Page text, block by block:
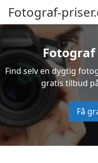
Fotograf-
Find selv en dygtig
gratis tilbud
Få